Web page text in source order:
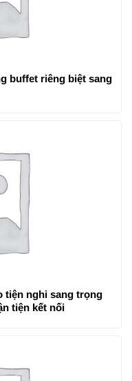
buffet riêng biệt sang
tiện nghi sang trọng
tiện kết nối